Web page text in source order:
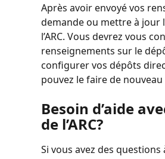
Après avoir envoyé vos
demande ou mettre à jour
l’ARC. Vous devrez vous
renseignements sur le
configurer vos dépôts
pouvez le faire de
Besoin d’aide
de l’ARC?
Si vous avez des